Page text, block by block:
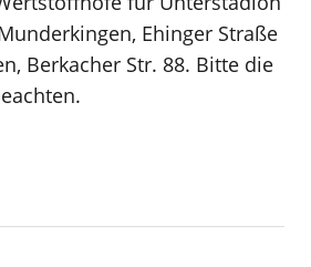
Ehinger Straße
Berkacher Str. 88. Bitte die